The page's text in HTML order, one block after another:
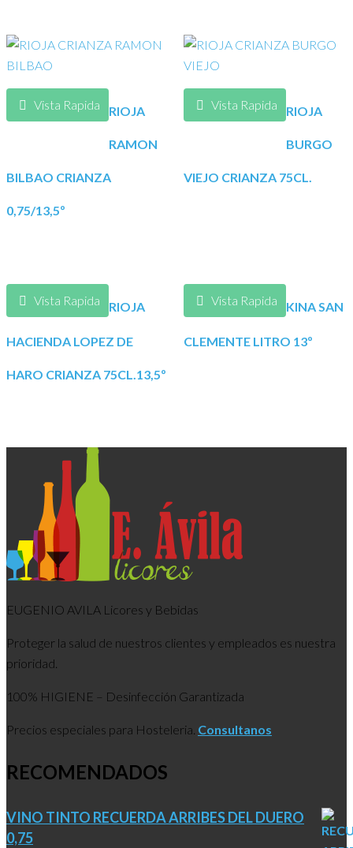
Vista Rapida RIOJA
RAMON
BILBAO CRIANZA
0,75/13,5º
Vista Rapida RIOJA
BURGO
VIEJO CRIANZA 75CL.
Vista Rapida RIOJA
HACIENDA LOPEZ DE
HARO CRIANZA 75CL.13,5º
Vista Rapida KINA SAN
CLEMENTE LITRO 13º
EUGENIO AVILA Licores y Bebidas
Proteger la salud de nuestros clientes y empleados es nuestra
prioridad.
100% HIGIENE – Desinfección Garantizada
Precios especiales para Hosteleria. Consultanos
RECOMENDADOS
VINO TINTO RECUERDA ARRIBES DEL DUERO
0,75